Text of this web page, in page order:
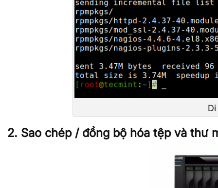
2. Sao chép / đồng bộ hóa tệp và thư